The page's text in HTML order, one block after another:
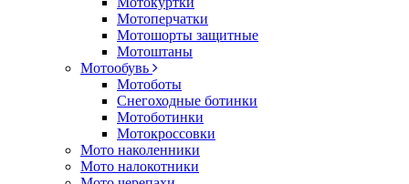
Мотоперчатки
Мотошорты защитные
Мотоштаны
Мотообувь
Мотоботы
Снегоходные ботинки
Мотоботинки
Мотокроссовки
Мото наколенники
Мото налокотники